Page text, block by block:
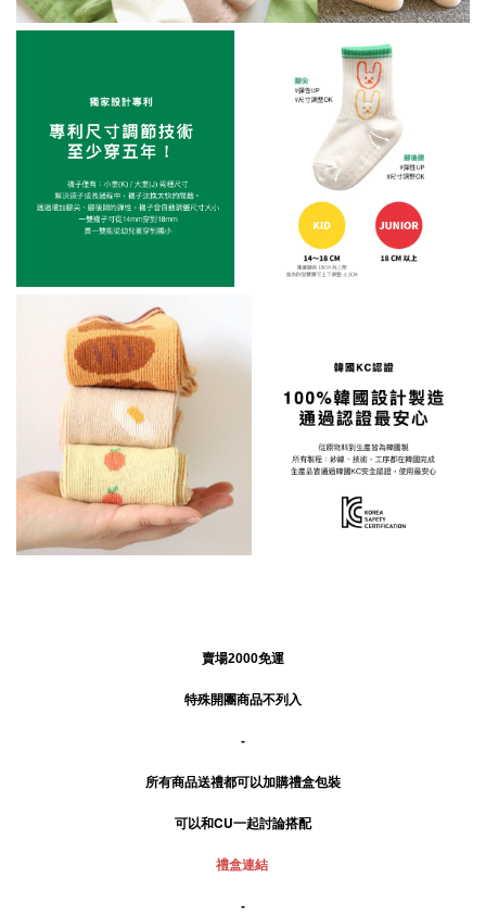
賣場2000免運
特殊開團商品不列入
-
所有商品送禮都可以加購禮盒包裝
可以和CU一起討論搭配
禮盒連結
-